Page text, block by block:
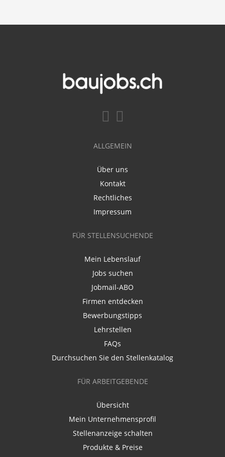
ALLGEMEIN
Über uns
Kontakt
Rechtliches
Impressum
FÜR STELLENSUCHENDE
Mein Lebenslauf
Jobs suchen
Jobmail-ABO
Firmen entdecken
Bewerbungstipps
Lehrstellen
FAQs
Durchsuchen Sie den Stellenkatalog
FÜR ARBEITGEBENDE
Übersicht
Mein Unternehmensprofil
Stellenanzeige schalten
Produkte & Preise